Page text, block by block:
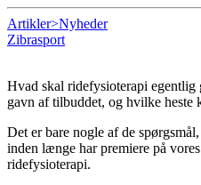
Artikler>Nyheder
Zibrasport
Hvad skal ridefysioterapi egentlig
gavn af tilbuddet, og hvilke heste
Det er bare nogle af de
inden længe har premiere på
ridefysioterapi.